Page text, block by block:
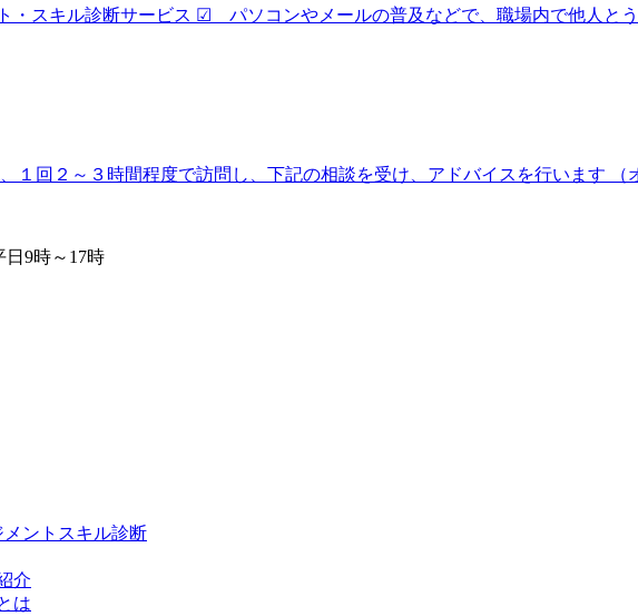
・スキル診断サービス ☑ パソコンやメールの普及などで、職場内で他人
１回２～３時間程度で訪問し、下記の相談を受け、アドバイスを行います
日9時～17時
ントスキル診断
介
は